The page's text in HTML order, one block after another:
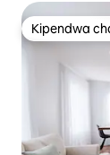
Kipendwa
Kipendwa